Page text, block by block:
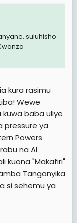
nafasi ya
bali ina deal
ajira za Wizara
na
tunayo
na
Muungano ni
wa
suluhisho
kura rasimu
Wewe
kuwa baba uliye
pressure ya
Powers
na Al
kuona "Makafiri"
Tanganyika
si sehemu ya